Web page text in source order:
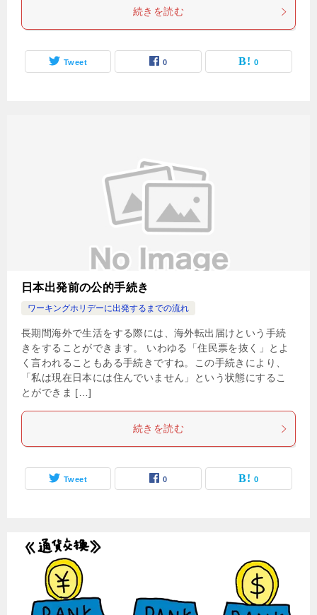
続きを読む
Tweet 0 0
日本出発前の公的手続き
ワーキングホリデーに出発するまでの流れ
長期間海外で生活をする際には、海外転出届けという手続
きをすることができます。 いわゆる「住民票を抜く」とよ
く言われることもある手続きですね。この手続きにより、
「私は現在日本には住んでいません」という状態にするこ
とができま […]
続きを読む
Tweet 0 0